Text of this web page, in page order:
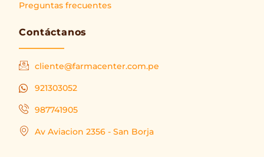
Preguntas frecuentes
Contáctanos
cliente@farmacenter.com.pe
921303052
987741905
Av Aviacion 2356 - San Borja